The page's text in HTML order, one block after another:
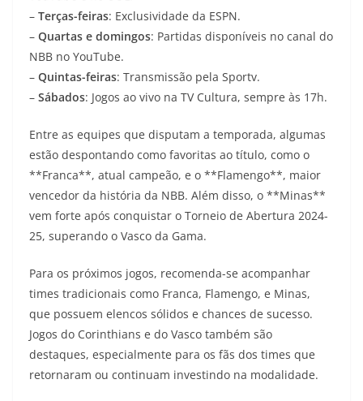
– Terças-feiras: Exclusividade da ESPN.
– Quartas e domingos: Partidas disponíveis no canal do
NBB no YouTube.
– Quintas-feiras: Transmissão pela Sportv.
– Sábados: Jogos ao vivo na TV Cultura, sempre às 17h.
Entre as equipes que disputam a temporada, algumas
estão despontando como favoritas ao título, como o
**Franca**, atual campeão, e o **Flamengo**, maior
vencedor da história da NBB. Além disso, o **Minas**
vem forte após conquistar o Torneio de Abertura 2024-
25, superando o Vasco da Gama.
Para os próximos jogos, recomenda-se acompanhar
times tradicionais como Franca, Flamengo, e Minas,
que possuem elencos sólidos e chances de sucesso.
Jogos do Corinthians e do Vasco também são
destaques, especialmente para os fãs dos times que
retornaram ou continuam investindo na modalidade.